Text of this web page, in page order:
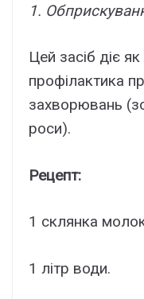
1.
Цей засіб діє
профілактика
захворювань
роси).
Рецепт:
1 склянка
1 літр води.